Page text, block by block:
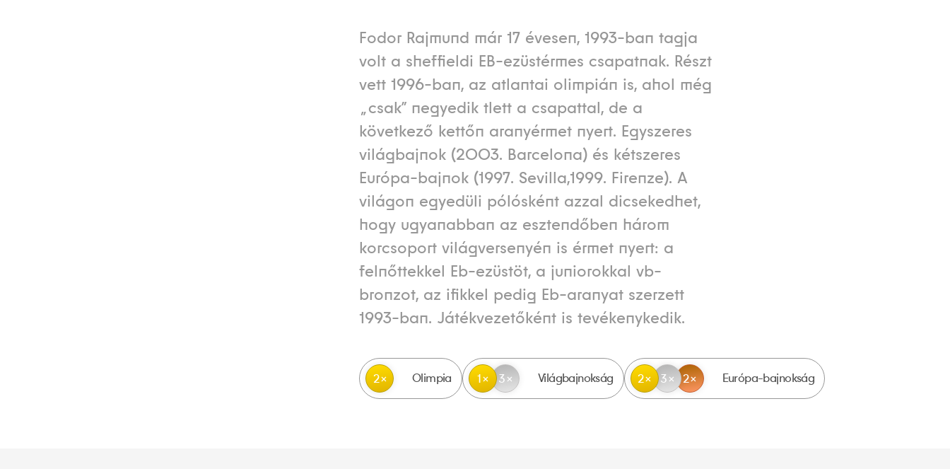
Fodor Rajmund már 17 évesen, 1993-ban tagja
volt a sheffieldi EB-ezüstérmes csapatnak. Részt
vett 1996-ban, az atlantai olimpián is, ahol még
„csak” negyedik tlett a csapattal, de a
következő kettőn aranyérmet nyert. Egyszeres
világbajnok (2003. Barcelona) és kétszeres
Európa-bajnok (1997. Sevilla,1999. Firenze). A
világon egyedüli pólósként azzal dicsekedhet,
hogy ugyanabban az esztendőben három
korcsoport világversenyén is érmet nyert: a
felnőttekkel Eb-ezüstöt, a juniorokkal vb-
bronzot, az ifikkel pedig Eb-aranyat szerzett
1993-ban. Játékvezetőként is tevékenykedik.
2 Olimpia 1 3 Világbajnokság 2 3 2 Európa-bajnokság